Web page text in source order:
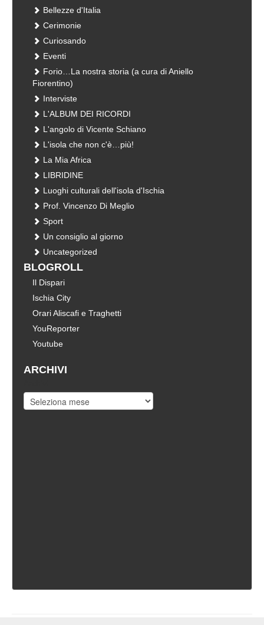
Bellezze d'Italia
Cerimonie
Curiosando
Eventi
Forio…La nostra storia (a cura di Aniello
Fiorentino)
Interviste
L'ALBUM DEI RICORDI
L'angolo di Vicente Schiano
L'isola che non c'è…più!
La Mia Africa
LIBRIDINE
Luoghi culturali dell'isola d'Ischia
Prof. Vincenzo Di Meglio
Sport
Un consiglio al giorno
Uncategorized
BLOGROLL
Il Dispari
Ischia City
Orari Aliscafi e Traghetti
YouReporter
Youtube
ARCHIVI